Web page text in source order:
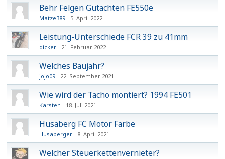
Behr Felgen Gutachten FE550e
Matze389 5. April 2022
Leistung-Unterschiede FCR 39 zu 41mm
dicker 21. Februar 2022
Welches Baujahr?
jojo09 22. September 2021
Wie wird der Tacho montiert? 1994 FE501
Karsten 18. Juli 2021
Husaberg FC Motor Farbe
Husaberger 8. April 2021
Welcher Steuerkettenvernieter?